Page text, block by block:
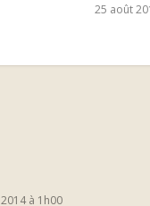
25 août
à 1h00